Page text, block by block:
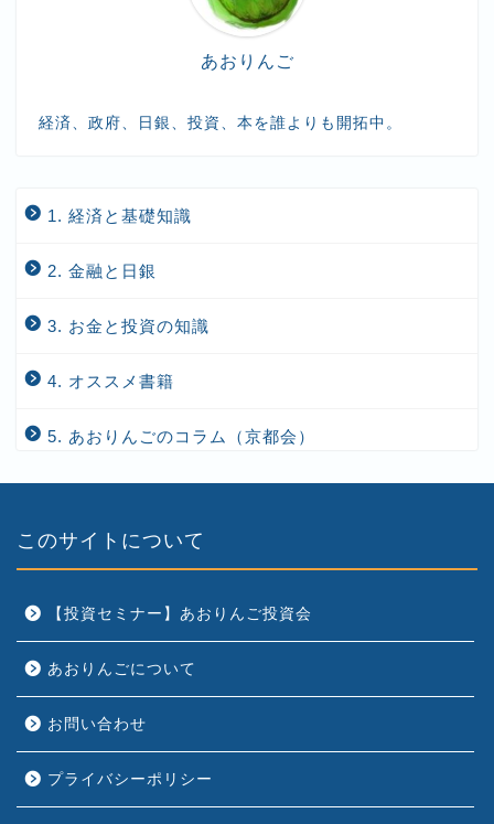
あおりんご
経済、政府、日銀、投資、本を誰よりも開拓中。
1. 経済と基礎知識
2. 金融と日銀
3. お金と投資の知識
4. オススメ書籍
5. あおりんごのコラム（京都会）
このサイトについて
【投資セミナー】あおりんご投資会
あおりんごについて
お問い合わせ
プライバシーポリシー